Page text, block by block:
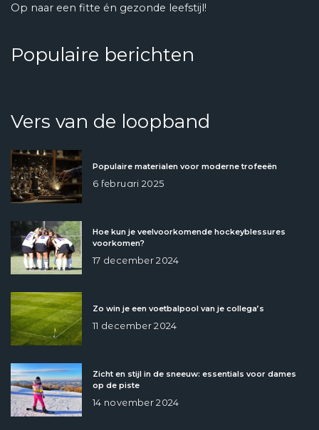
Op naar een fitte én gezonde leefstijl!
Populaire berichten
Vers van de loopband
Populaire materialen voor moderne trofeeën
6 februari 2025
Hoe kun je veelvoorkomende hockeyblessures
voorkomen?
17 december 2024
Zo win je een voetbalpool van je collega’s
11 december 2024
Zicht en stijl in de sneeuw: essentials voor dames
op de piste
14 november 2024